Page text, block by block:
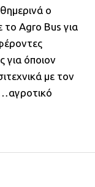
ο
το Agro Bus για
για όποιον
με τον